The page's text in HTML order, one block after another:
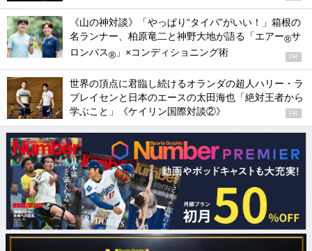
《山の神対談》「やっぱり“タイパ”がいい！」箱根の
名ランナー、柏原竜二と神野大地が語る「エアー®サ
ロンパス® 」×コンディショニング術 PR
世界の頂点に君臨し続けるオランダの超人ハリー・ラ
ブレイセンと日本のエースの太田海也「絶対王者から
学ぶこと」《ケイリン国際対談②》
PR